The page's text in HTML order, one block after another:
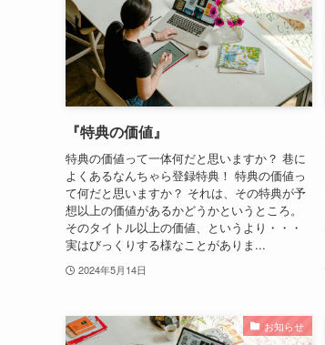
『特典の価値』
特典の価値って一体何だと思いますか？ 巷に
よくあるなんちゃら登録特典！ 特典の価値っ
て何だと思いますか？ それは、その特典が予
想以上の価値があるかどうかというところ。
そのタイトル以上の価値、というより・・・
実はびっくりする様なことがありま...
2024年5月14日
お知らせ